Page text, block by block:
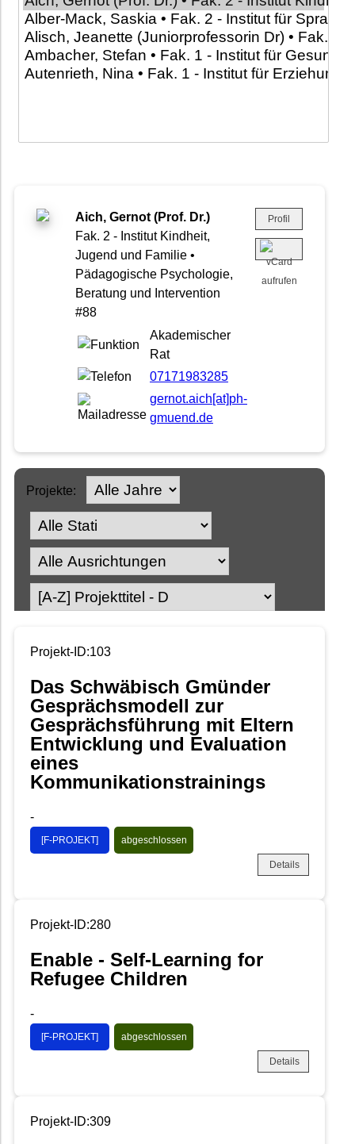
Aich, Gernot (Prof. Dr.)
Fak. 2 - Institut Kindheit,
Jugend und Familie •
Pädagogische Psychologie,
Beratung und Intervention
#88
Akademischer
Rat
07171983285
gernot.aich[at]ph-
gmuend.de
Profil
Projekte:
Projekt-ID:103
Das Schwäbisch Gmünder
Gesprächsmodell zur
Gesprächsführung mit Eltern
Entwicklung und Evaluation
eines
Kommunikationstrainings
-
[F-PROJEKT] abgeschlossen
Details
Projekt-ID:280
Enable - Self-Learning for
Refugee Children
-
[F-PROJEKT] abgeschlossen
Details
Projekt-ID:309